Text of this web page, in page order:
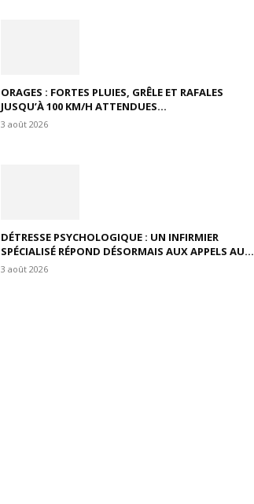
ORAGES : FORTES PLUIES, GRÊLE ET RAFALES
JUSQU’À 100 KM/H ATTENDUES...
3 août 2026
DÉTRESSE PSYCHOLOGIQUE : UN INFIRMIER
SPÉCIALISÉ RÉPOND DÉSORMAIS AUX APPELS AU...
3 août 2026